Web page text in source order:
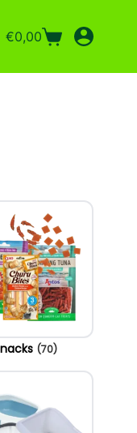
Carro
compra
€0,00
(70)